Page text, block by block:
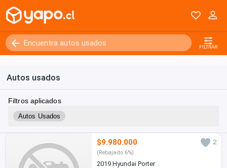
FILTRAR
Autos usados
Filtros aplicados
Autos Usados
$9.980.000 2
(Rebajado 6%)
2019 Hyundai Porter